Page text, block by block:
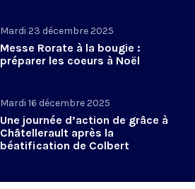
Mardi 23 décembre 2025
Messe Rorate à la bougie :
préparer les coeurs à Noël
Mardi 16 décembre 2025
Une journée d’action de grâce à
Châtellerault après la
béatification de Colbert